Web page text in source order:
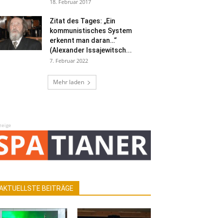
18. Februar 2017
Zitat des Tages: „Ein
kommunistisches System
erkennt man daran…“
(Alexander Issajewitsch...
7. Februar 2022
Mehr laden
BEITRÄGE